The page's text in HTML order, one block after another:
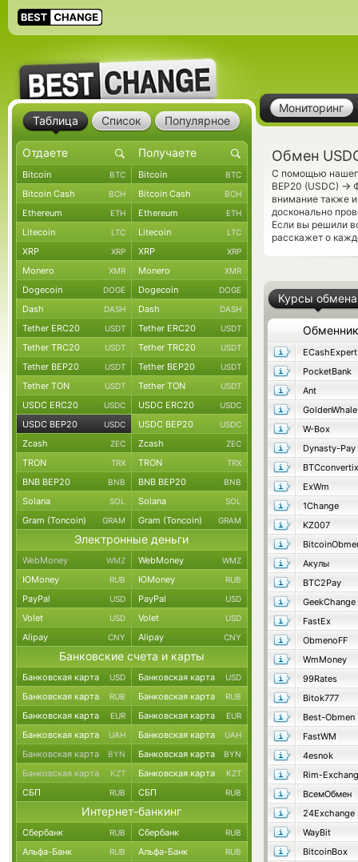
Мониторинг
Обмен
С помощью
BEP20 (USDC) →
внимание также
досконально
Если вы решили
расскажет о
Курсы обмена
Обменник
ECashExpert
PocketBank
Ant
GoldenWhale
W-Box
Dynasty-Pay
BTCconvertix
ExWm
1Change
KZ007
Акулы
BTC2Pay
GeekChange
FastEx
ObmenoFF
WmMoney
99Rates
Bitok777
Best-Obmen
FastWM
4esnok
Rim-
ВсемОбмен
24Exchange
WayBit
BitcoinBox
Таблица Список Популярное
Bitcoin BTC Bitcoin BTC
Bitcoin Cash BCH Bitcoin Cash BCH
Ethereum ETH Ethereum ETH
Litecoin LTC Litecoin LTC
XRP XRP XRP XRP
Monero XMR Monero XMR
Dogecoin DOGE Dogecoin DOGE
Dash DASH Dash DASH
Tether ERC20 USDT Tether ERC20 USDT
Tether TRC20 USDT Tether TRC20 USDT
Tether BEP20 USDT Tether BEP20 USDT
Tether TON USDT Tether TON USDT
USDC ERC20 USDC USDC ERC20 USDC
USDC BEP20 USDC USDC BEP20 USDC
Zcash ZEC Zcash ZEC
TRON TRX TRON TRX
BNB BEP20 BNB BNB BEP20 BNB
Solana SOL Solana SOL
Gram (Toncoin) GRAM Gram (Toncoin) GRAM
Электронные деньги
WebMoney WMZ WebMoney WMZ
ЮMoney RUB ЮMoney RUB
PayPal USD PayPal USD
Volet USD Volet USD
Alipay CNY Alipay CNY
Банковские счета и карты
Банковская карта USD Банковская карта USD
Банковская карта RUB Банковская карта RUB
Банковская карта EUR Банковская карта EUR
Банковская карта UAH Банковская карта UAH
Банковская карта BYN Банковская карта BYN
Банковская карта KZT Банковская карта KZT
СБП RUB СБП RUB
Интернет-банкинг
Сбербанк RUB Сбербанк RUB
Альфа-Банк RUB Альфа-Банк RUB